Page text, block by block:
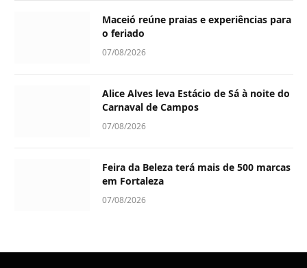
Maceió reúne praias e experiências para
o feriado
07/08/2026
Alice Alves leva Estácio de Sá à noite do
Carnaval de Campos
07/08/2026
Feira da Beleza terá mais de 500 marcas
em Fortaleza
07/08/2026